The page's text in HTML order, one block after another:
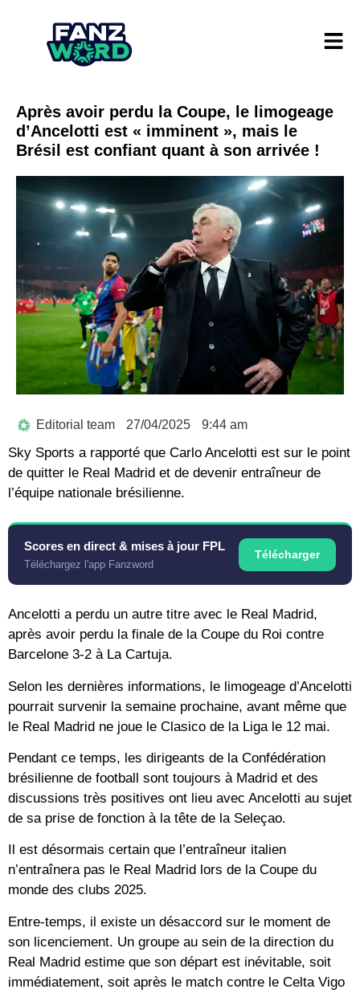
Après avoir perdu la Coupe, le limogeage
d’Ancelotti est « imminent », mais le
Brésil est confiant quant à son arrivée !
Editorial team 27/04/2025 9:44 am
Sky Sports a rapporté que Carlo Ancelotti est sur le point
de quitter le Real Madrid et de devenir entraîneur de
l’équipe nationale brésilienne.
Scores en direct & mises à jour FPL
Téléchargez l'app Fanzword
Télécharger
Ancelotti a perdu un autre titre avec le Real Madrid,
après avoir perdu la finale de la Coupe du Roi contre
Barcelone 3-2 à La Cartuja.
Selon les dernières informations, le limogeage d’Ancelotti
pourrait survenir la semaine prochaine, avant même que
le Real Madrid ne joue le Clasico de la Liga le 12 mai.
Pendant ce temps, les dirigeants de la Confédération
brésilienne de football sont toujours à Madrid et des
discussions très positives ont lieu avec Ancelotti au sujet
de sa prise de fonction à la tête de la Seleçao.
Il est désormais certain que l’entraîneur italien
n’entraînera pas le Real Madrid lors de la Coupe du
monde des clubs 2025.
Entre-temps, il existe un désaccord sur le moment de
son licenciement. Un groupe au sein de la direction du
Real Madrid estime que son départ est inévitable, soit
immédiatement, soit après le match contre le Celta Vigo